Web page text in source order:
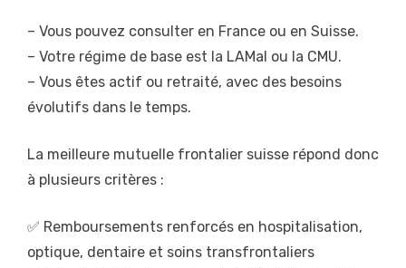
– Vous pouvez consulter en France ou en Suisse.
– Votre régime de base est la LAMal ou la CMU.
– Vous êtes actif ou retraité, avec des besoins
évolutifs dans le temps.
La meilleure mutuelle frontalier suisse répond donc
à plusieurs critères :
✅ Remboursements renforcés en hospitalisation,
optique, dentaire et soins transfrontaliers